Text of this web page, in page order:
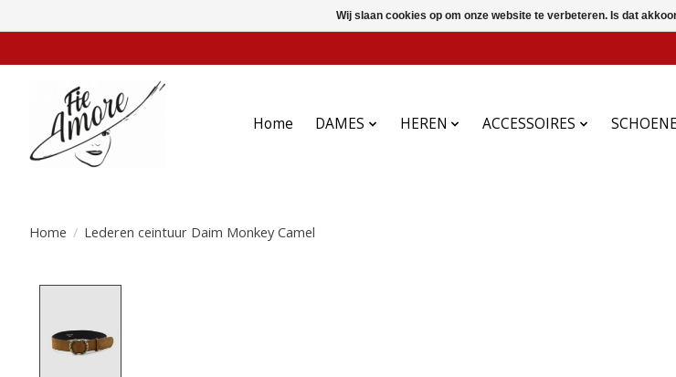
Home DAMES HEREN ACCESSOIRES
Home / Lederen ceintuur Daim Monkey Camel
Wij slaan cookies op om onze website te verbeteren. Is dat